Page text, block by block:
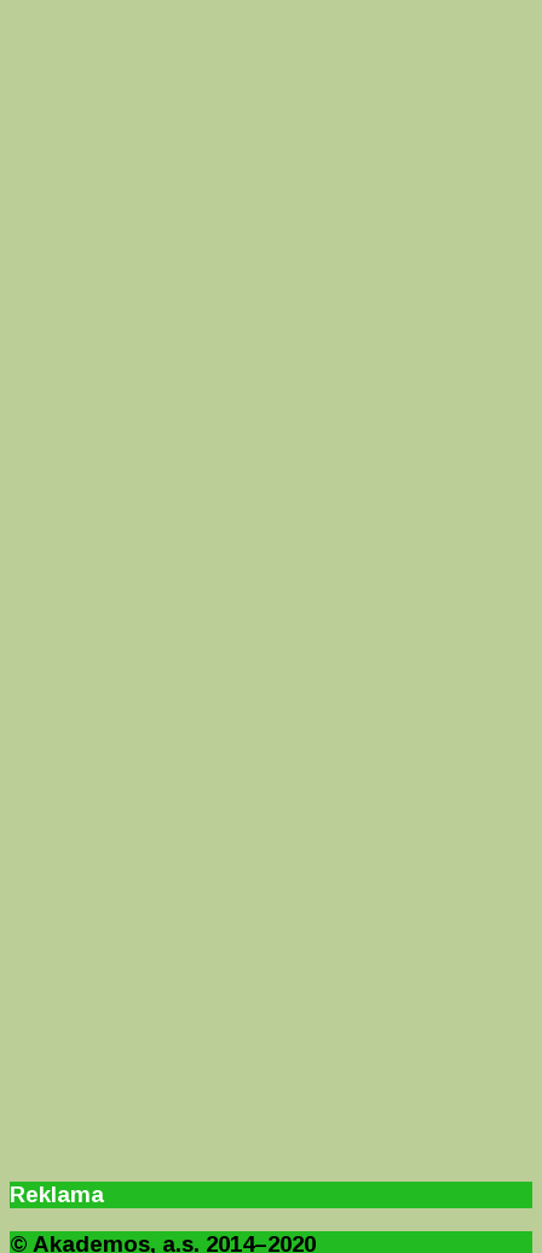
Reklama
© Akademos, a.s. 2014–2020